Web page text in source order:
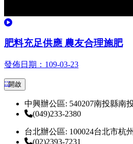
觀看
肥料充足供應 農友合理施肥
發佈日期：109-03-23
:::開啟
中興辦公區: 540207南投縣南
(049)233-2380
台北辦公區: 100024台北市杭
(02)2393-7231